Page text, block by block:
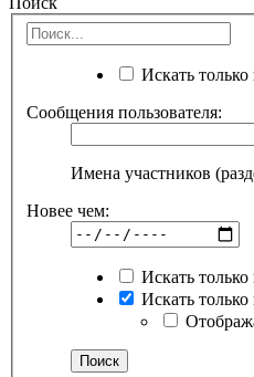
Искать только
Сообщения пользователя:
Имена участников
Новее чем:
Искать только
Искать только